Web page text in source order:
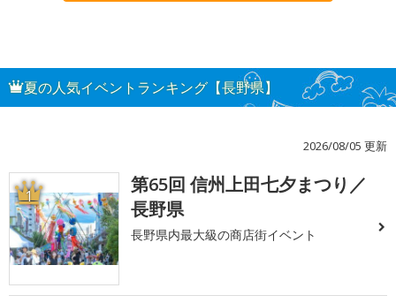
夏の人気イベントランキング【長野県】
2026/08/05 更新
1
第65回 信州上田七夕まつり／
長野県
長野県内最大級の商店街イベント